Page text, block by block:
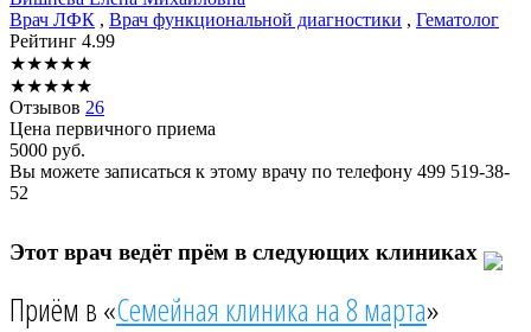
Врач ЛФК , Врач функциональной диагностики , Гематолог
Рейтинг 4.99
★★★★★
★★★★★
Отзывов 26
Цена первичного приема
5000 руб.
Вы можете записаться к этому врачу по телефону 499 519-38-
52
Этот врач ведёт прём в следующих клиниках
Приём в «Семейная клиника на 8 марта»